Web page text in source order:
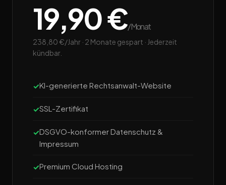
19,90 €/Monat
238,80 €/Jahr · 2 Monate gespart · Jederzeit
kündbar.
KI-generierte Rechtsanwalt-Website
SSL-Zertifikat
DSGVO-konformer Datenschutz &
Impressum
Premium Cloud Hosting